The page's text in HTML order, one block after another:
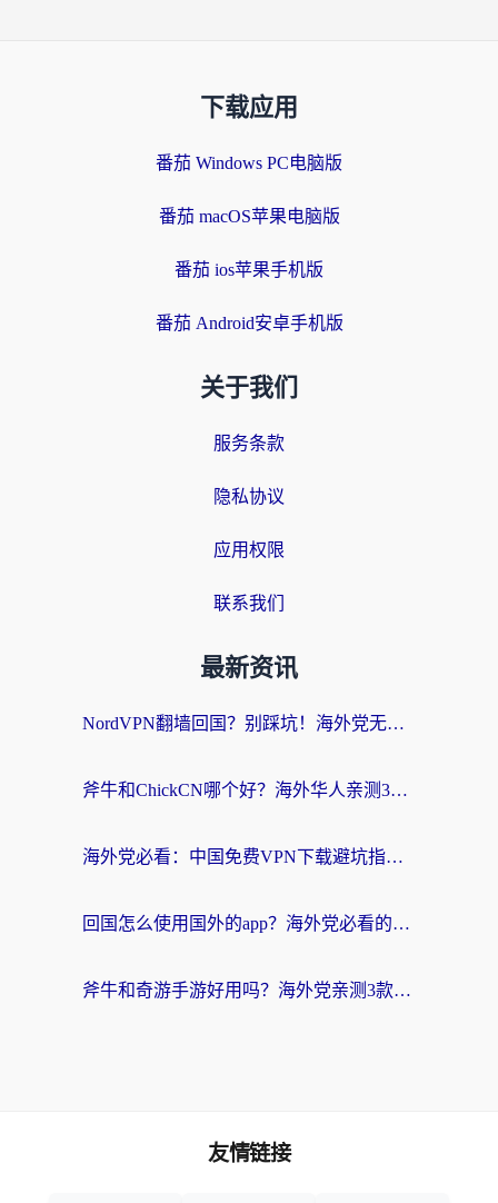
下载应用
番茄 Windows PC电脑版
番茄 macOS苹果电脑版
番茄 ios苹果手机版
番茄 Android安卓手机版
关于我们
服务条款
隐私协议
应用权限
联系我们
最新资讯
NordVPN翻墙回国？别踩坑！海外党无缝访问国内资源的真实指南
斧牛和ChickCN哪个好？海外华人亲测3款回国加速器+免费试用攻略
海外党必看：中国免费VPN下载避坑指南 + 无缝访问国内资源的终极方案
回国怎么使用国外的app？海外党必看的无缝访问国内资源全攻略
斧牛和奇游手游好用吗？海外党亲测3款回国加速器，选对才能无缝刷国内资源
友情链接